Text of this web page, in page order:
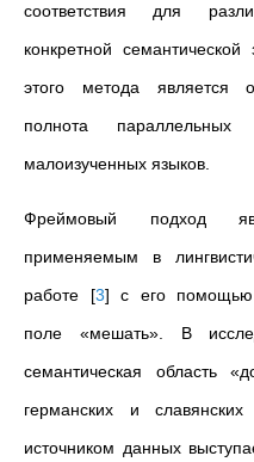
соответствия для
конкретной
этого метода является
полнота
малоизученных языков.
Фреймовый подход
применяемым в
работе [3] с его помощью
поле «мешать». В
семантическая область
германских и
источником данных